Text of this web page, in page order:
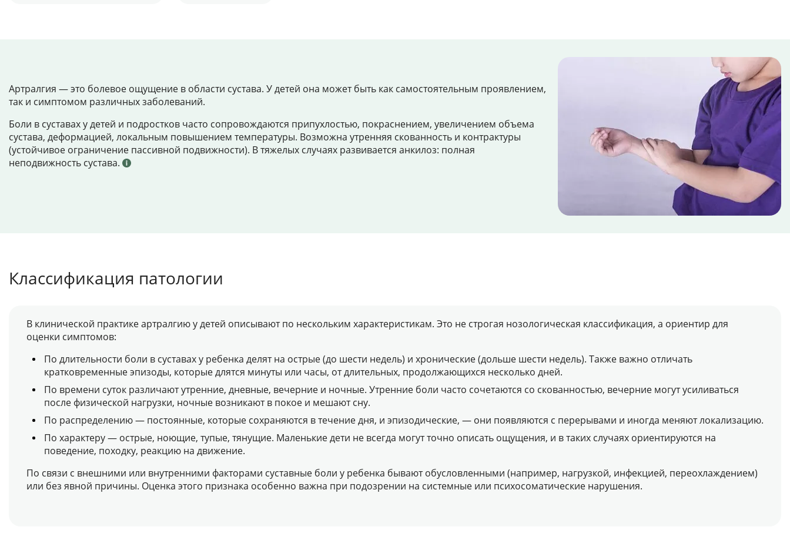
Артралгия — это болевое ощущение в области сустава. У детей она может быть как самостоятельным проявлением,
так и симптомом различных заболеваний.
Боли в суставах у детей и подростков часто сопровождаются припухлостью, покраснением, увеличением объема
сустава, деформацией, локальным повышением температуры. Возможна утренняя скованность и контрактуры
(устойчивое ограничение пассивной подвижности). В тяжелых случаях развивается анкилоз: полная
неподвижность сустава.
Классификация патологии
В клинической практике артралгию у детей описывают по нескольким характеристикам. Это не строгая нозологическая классификация, а ориентир для
оценки симптомов:
По длительности боли в суставах у ребенка делят на острые (до шести недель) и хронические (дольше шести недель). Также важно отличать
кратковременные эпизоды, которые длятся минуты или часы, от длительных, продолжающихся несколько дней.
По времени суток различают утренние, дневные, вечерние и ночные. Утренние боли часто сочетаются со скованностью, вечерние могут усиливаться
после физической нагрузки, ночные возникают в покое и мешают сну.
По распределению — постоянные, которые сохраняются в течение дня, и эпизодические, — они появляются с перерывами и иногда меняют локализацию.
По характеру — острые, ноющие, тупые, тянущие. Маленькие дети не всегда могут точно описать ощущения, и в таких случаях ориентируются на
поведение, походку, реакцию на движение.
По связи с внешними или внутренними факторами суставные боли у ребенка бывают обусловленными (например, нагрузкой, инфекцией, переохлаждением)
или без явной причины. Оценка этого признака особенно важна при подозрении на системные или психосоматические нарушения.
+7 (812) 435-55-55